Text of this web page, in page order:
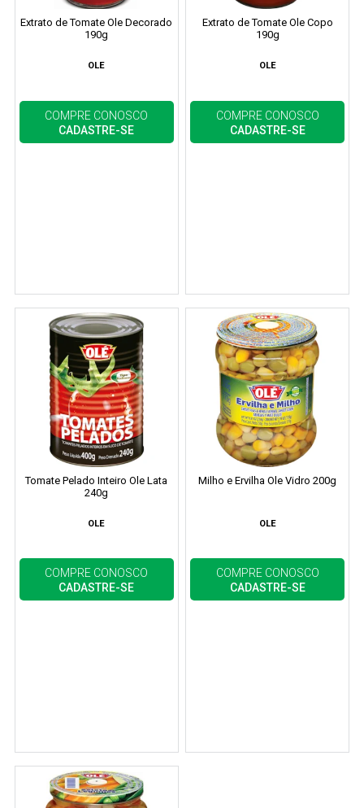
Extrato de Tomate Ole Decorado
190g
OLE
COMPRE CONOSCO
CADASTRE-SE
Extrato de Tomate Ole Copo
190g
OLE
COMPRE CONOSCO
CADASTRE-SE
Tomate Pelado Inteiro Ole Lata
240g
OLE
COMPRE CONOSCO
CADASTRE-SE
Milho e Ervilha Ole Vidro 200g
OLE
COMPRE CONOSCO
CADASTRE-SE